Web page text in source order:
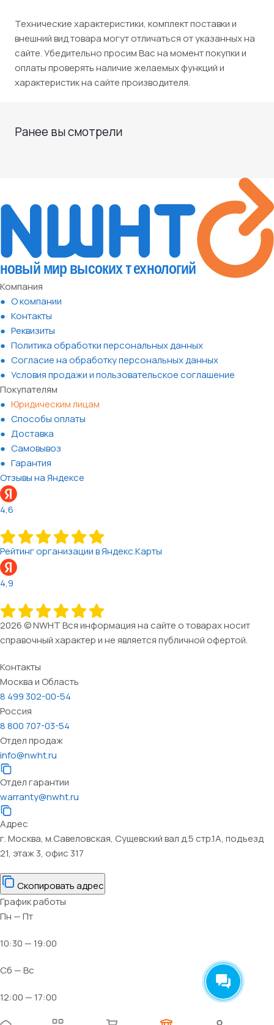
Технические характеристики, комплект поставки и
внешний вид товара могут отличаться от указанных на
сайте. Убедительно просим Вас на момент покупки и
оплаты проверять наличие желаемых функций и
характеристик на сайте производителя.
Ранее вы смотрели
Компания
О компании
Контакты
Реквизиты
Политика обработки персональных данных
Согласие на обработку персональных данных
Условия продажи и пользовательское соглашение
Покупателям
Юридическим лицам
Способы оплаты
Доставка
Самовывоз
Гарантия
Отзывы на Яндексе
4,6
Рейтинг организации в Яндекс.Карты
4,9
2026 © NWHT Вся информация на сайте о товарах носит
справочный характер и не является публичной офертой.
Контакты
Москва и Область
8 499 302-00-54
Россия
8 800 707-03-54
Отдел продаж
info@nwht.ru
Отдел гарантии
warranty@nwht.ru
Адрес
г. Москва, м.Савеловская, Сущевский вал д.5 стр.1А, подъезд
21, этаж 3, офис 317
Скопировать адрес
График работы
Пн — Пт
10:30 — 19:00
Сб — Вс
12:00 — 17:00